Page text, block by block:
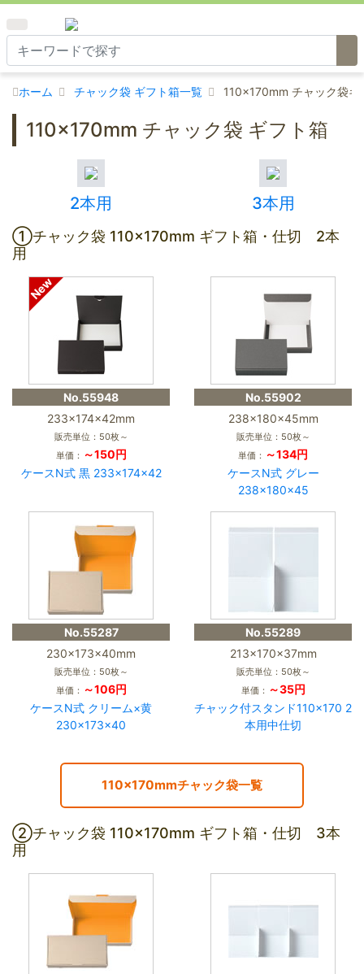
ホーム チャック袋 ギフト箱一覧 110×170mm チャック袋ギ
110×170mm チャック袋 ギフト箱
2本用 3本用
①チャック袋 110×170mm ギフト箱・仕切 2本
用
No.55948
233×174×42mm
販売単位：50枚～
単価： ～150円
ケースN式 黒 233×174×42
No.55902
238×180×45mm
販売単位：50枚～
単価： ～134円
ケースN式 グレー
238×180×45
No.55287
230×173×40mm
販売単位：50枚～
単価： ～106円
ケースN式 クリーム×黄
230×173×40
No.55289
213×170×37mm
販売単位：50枚～
単価： ～35円
チャック付スタンド110×170 2
本用中仕切
110×170mmチャック袋一覧
②チャック袋 110×170mm ギフト箱・仕切 3本
用